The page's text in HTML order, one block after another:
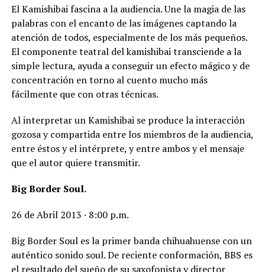
El Kamishibai fascina a la audiencia. Une la magia de las
palabras con el encanto de las imágenes captando la
atención de todos, especialmente de los más pequeños.
El componente teatral del kamishibai transciende a la
simple lectura, ayuda a conseguir un efecto mágico y de
concentración en torno al cuento mucho más
fácilmente que con otras técnicas.
Al interpretar un Kamishibai se produce la interacción
gozosa y compartida entre los miembros de la audiencia,
entre éstos y el intérprete, y entre ambos y el mensaje
que el autor quiere transmitir.
Big Border Soul.
26 de Abril 2013 · 8:00 p.m.
Big Border Soul es la primer banda chihuahuense con un
auténtico sonido soul. De reciente conformación, BBS es
el resultado del sueño de su saxofonista y director